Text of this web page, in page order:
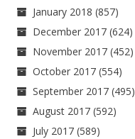
January 2018 (857)
December 2017 (624)
November 2017 (452)
October 2017 (554)
September 2017 (495)
August 2017 (592)
July 2017 (589)